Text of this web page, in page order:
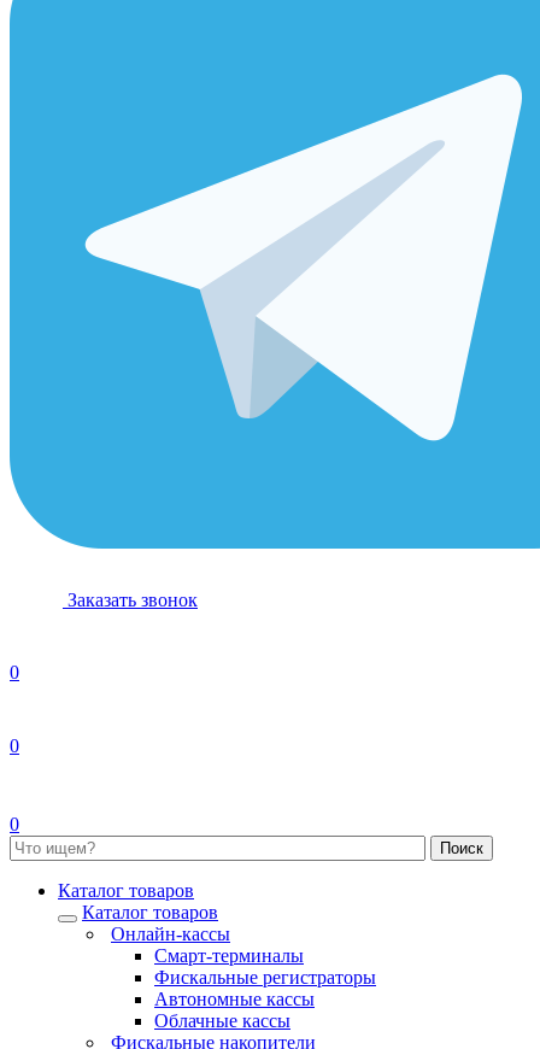
Заказать звонок
0
0
0
Каталог товаров
Каталог товаров
Онлайн-кассы
Смарт-терминалы
Фискальные регистраторы
Автономные кассы
Облачные кассы
Фискальные накопители